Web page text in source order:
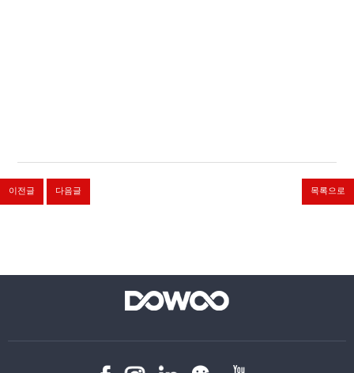
이전글 다음글 목록으로